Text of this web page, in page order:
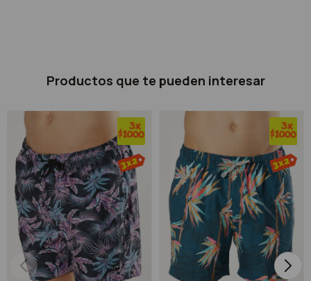
Productos que te pueden interesar